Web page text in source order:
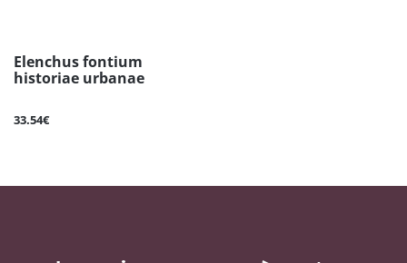
Elenchus fontium
historiae urbanae
33.54€